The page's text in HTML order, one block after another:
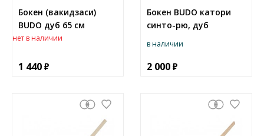
Бокен (вакидзаси)
BUDO дуб 65 см
нет в наличии
1 440
Бокен BUDO катори
синто-рю, дуб
в наличии
2 000